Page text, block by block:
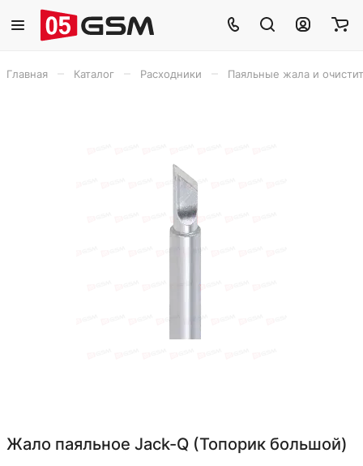
Главная Каталог Расходники Паяльные жала и
Жало паяльное Jack-Q (Топорик большой)